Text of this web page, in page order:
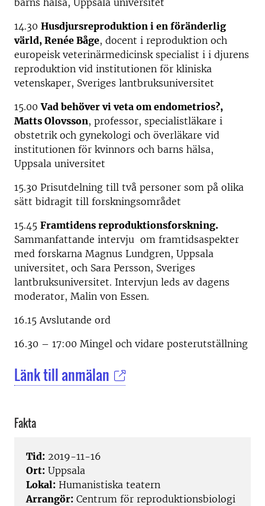
barns hälsa, Uppsala universitet
14.30 Husdjursreproduktion i en föränderlig
värld, Renée Båge, docent i reproduktion och
europeisk veterinärmedicinsk specialist i i djurens
reproduktion vid institutionen för kliniska
vetenskaper, Sveriges lantbruksuniversitet
15.00Vad behöver vi veta om endometrios?,
Matts Olovsson, professor, specialistläkare i
obstetrik och gynekologi och överläkare vid
institutionen för kvinnors och barns hälsa,
Uppsala universitet
15.30 Prisutdelning till två personer som på olika
sätt bidragit till forskningsområdet
15.45 Framtidens reproduktionsforskning.
Sammanfattande intervju om framtidsaspekter
med forskarna Magnus Lundgren, Uppsala
universitet, och Sara Persson, Sveriges
lantbruksuniversitet. Intervjun leds av dagens
moderator, Malin von Essen.
16.15 Avslutande ord
16.30 – 17:00 Mingel och vidare posterutställning
Länk till anmälan
Fakta
Tid: 2019-11-16
Ort: Uppsala
Lokal: Humanistiska teatern
Arrangör: Centrum för reproduktionsbiologi